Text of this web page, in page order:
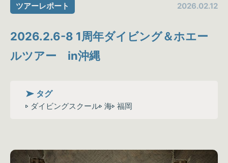
ツアーレポート 2026.02.12
2026.2.6-8 1周年ダイビング＆ホエー
ルツアー in沖縄
タグ
ダイビングスクール 海 福岡